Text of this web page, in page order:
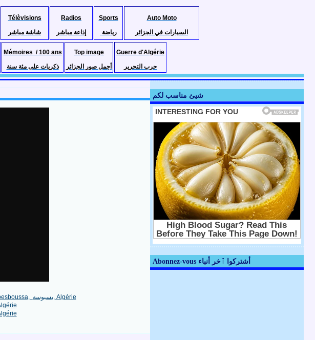
Télèvisions
شاشة مباشر
Radios
إذاعة مباشر
Sports
رياضة
Auto Moto
السيارات في الجزائر
Mémoires / 100 ans
ذكريات على مئة سنة
Top image
أجمل صور الجزائر
Guerre d'Algérie
حرب التحرير
شيئ مناسب لكم
Abonnez-vous أشتركوا ٱخر أنباء